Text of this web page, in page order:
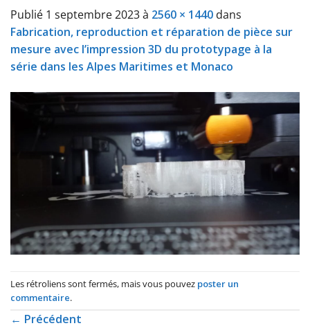
Publié 1 septembre 2023à 2560 × 1440 dans
Fabrication, reproduction et réparation de pièce sur
mesure avec l’impression 3D du prototypage à la
série dans les Alpes Maritimes et Monaco
Les rétroliens sont fermés, mais vous pouvez poster un
commentaire.
← Précédent